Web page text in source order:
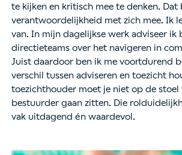
te kijken en kritisch mee te denken. Dat
verantwoordelijkheid met zich mee. Ik
van. In mijn dagelijkse werk adviseer ik
directieteams over het navigeren in
Juist daardoor ben ik me voortdurend
verschil tussen adviseren en toezicht
toezichthouder moet je niet op de stoel
bestuurder gaan zitten. Die
vak uitdagend én waardevol.